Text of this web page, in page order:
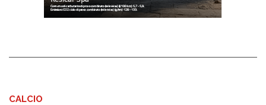
CALCIO